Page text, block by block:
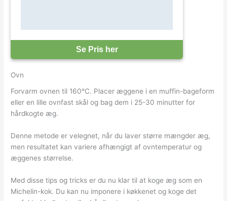
Se Pris her
Ovn
Forvarm ovnen til 160°C. Placer æggene i en muffin-bageform
eller en lille ovnfast skål og bag dem i 25-30 minutter for
hårdkogte æg.
Denne metode er velegnet, når du laver større mængder æg,
men resultatet kan variere afhængigt af ovntemperatur og
æggenes størrelse.
Med disse tips og tricks er du nu klar til at koge æg som en
Michelin-kok. Du kan nu imponere i køkkenet og koge det